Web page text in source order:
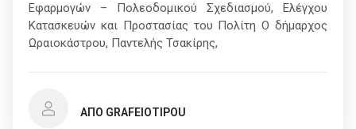
Εφαρμογών – Πολεοδομικού Σχεδιασμού, Ελέγχου
Κατασκευών και Προστασίας του Πολίτη Ο δήμαρχος
Ωραιοκάστρου, Παντελής Τσακίρης,
ΑΠΌ GRAFEIOTIPOU